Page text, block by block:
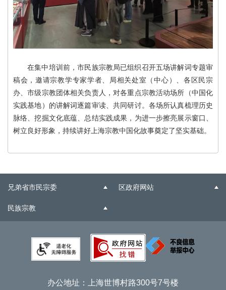
在集中培训前，市民族宗教局已组织召开五场讲解词专题审
稿会，邀请宗教学专家学者、局相关处室（中心）、各区民宗
办、市级宗教团体相关负责人，对各重点宗教活动场所（中国化
实践基地）的讲解词逐篇审读、共同研讨。各场所认真梳理历史
脉络、挖掘文化底蕴、总结实践成果，为进一步擦亮展示窗口、
树立良好形象，持续讲好上海宗教中国化故事奠定了坚实基础。
兄弟省市民宗委 区政府网站
民族宗教
办公地址：上海世博村路300号7号楼